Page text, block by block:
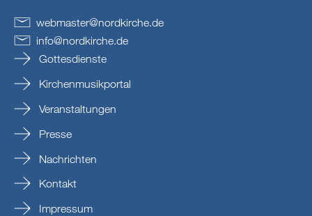
webmaster@nordkirche.de
info@nordkirche.de
Gottesdienste
Kirchenmusikportal
Veranstaltungen
Presse
Nachrichten
Kontakt
Impressum